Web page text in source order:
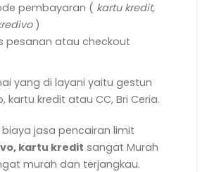
pembayaran ( kartu kredit,
)
pesanan atau checkout
yang di layani yaitu gestun
kartu kredit atau CC, Bri Ceria.
biaya jasa pencairan limit
kartu kredit sangat Murah
murah dan terjangkau.